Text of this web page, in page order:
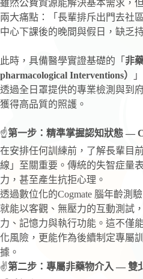
雖然公費資源能解決基本需求，
兩大痛點：「長輩排斥出門去社
中心下課後的晚間與假日，缺乏
此時，具備醫學實證基礎的「 非
pharmacological Interventions）
透過全日罩提供的專業檢測與到
獲得高品質的照護。
☝第一步：精準掌握認知狀態 —
在安排任何訓練前，了解長輩目
線」至關重要。傳統的失智症量
力，甚至產生抗拒心理。
透過數位化的Cogmate 腦年齡測
就能以客觀、無壓力的互動測試
力、記憶力與執行功能。這不僅
化風險，更能作為後續制定專屬
據。
✌第二步：專屬非藥物介入 — 雙